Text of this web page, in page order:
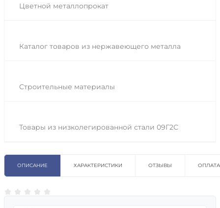
Цветной металлопрокат
Каталог товаров из нержавеющего металла
Строительные материалы
Товары из низколегированной стали 09Г2С
ОПИСАНИЕ ХАРАКТЕРИСТИКИ ОТЗЫВЫ ОПЛАТА